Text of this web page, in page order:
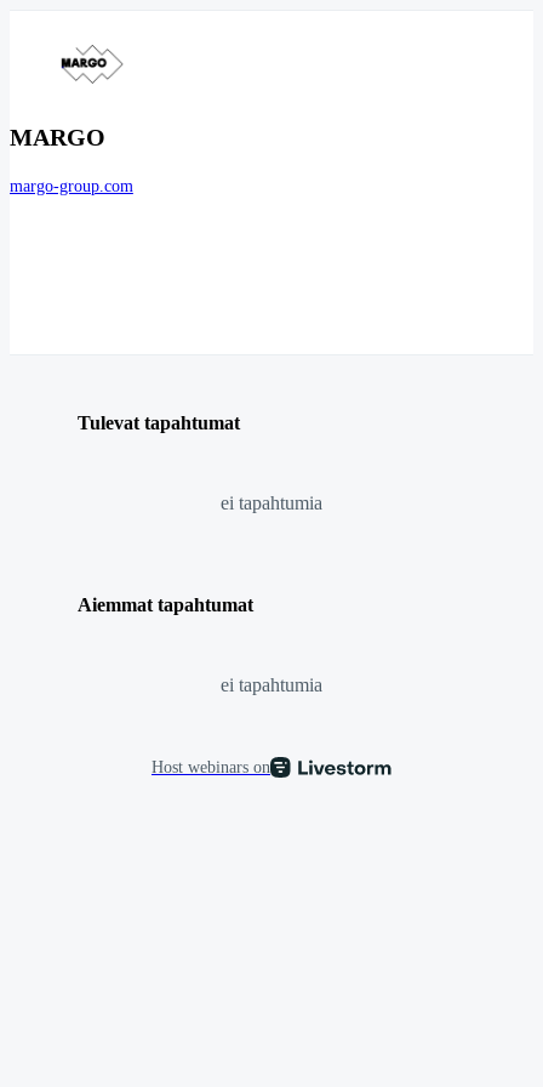
MARGO
margo-group.com
Tulevat tapahtumat
ei tapahtumia
Aiemmat tapahtumat
ei tapahtumia
Host webinars on